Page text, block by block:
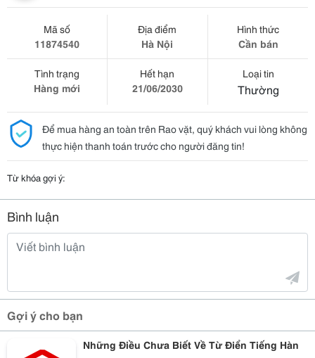
Mã số
11874540
Địa điểm
Hà Nội
Hình thức
Cần bán
Tình trạng
Hàng mới
Hết hạn
21/06/2030
Loại tin
Thường
Để mua hàng an toàn trên Rao vặt, quý khách vui lòng không
thực hiện thanh toán trước cho người đăng tin!
Từ khóa gợi ý:
Bình luận
Gợi ý cho bạn
Những Điều Chưa Biết Về Từ Điển Tiếng Hàn